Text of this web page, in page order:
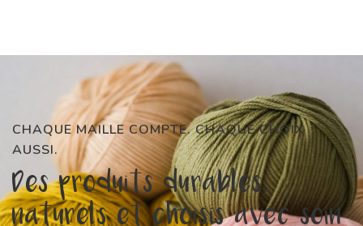
CHAQUE MAILLE COMPTE. CHAQUE CHOIX
AUSSI.
Des produits durables,
naturels et choisis avec soin